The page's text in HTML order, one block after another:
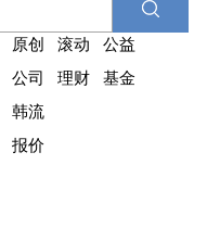
原创 滚动
公益
公司 理财
基金
韩流
报价